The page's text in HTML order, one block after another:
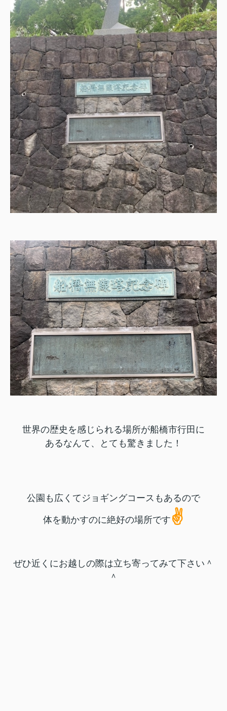
世界の歴史を感じられる場所が船橋市行田に
あるなんて、
とても驚きました！
公園も広くてジョギングコースもあるので
体を動かすのに絶好の場所です ✌
ぜひ近くにお越しの際は立ち寄ってみて下さい＾
＾